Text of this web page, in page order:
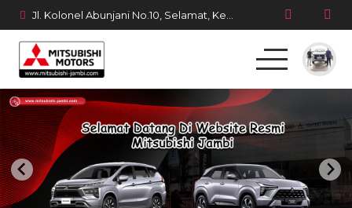
Jl. Kolonel Abunjani No.10, Selamat, Kec. Telanaipura, Kota Jambi, Jambi 36128
Beranda
Produk
Simulasi Kredit